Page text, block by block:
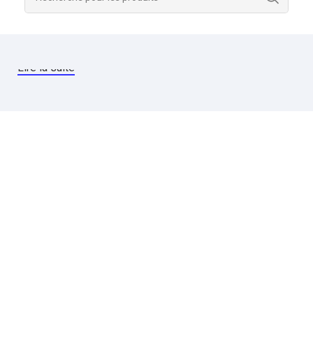
Lire la suite